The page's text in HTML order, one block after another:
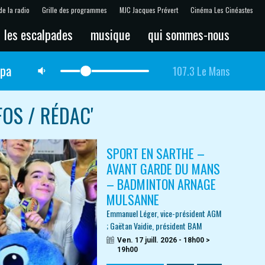
la radio Grille des programmes MJC Jacques Prévert Cinéma Les Cinéastes
les escalpades musique qui sommes-nous
107.3 Le Mans
/ RÉDAC'
SPORT EN SARTHE –
AVANT GARDE DU MANS
– BADMINTON ARNAGE
MULSANNE
Emmanuel Léger, vice-président AGM
; Gaëtan Vaidie, président BAM
Ven. 17 juill. 2026 - 18h00 >
19h00